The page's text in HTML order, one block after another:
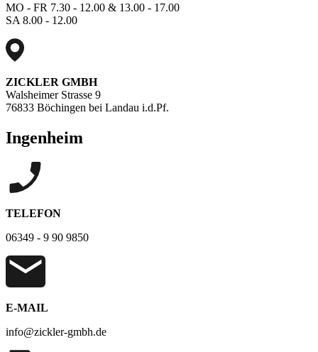
MO - FR 7.30 - 12.00 & 13.00 - 17.00
SA 8.00 - 12.00
ZICKLER GMBH
Walsheimer Strasse 9
76833 Böchingen bei Landau i.d.Pf.
Ingenheim
TELEFON
06349 - 9 90 9850
E-MAIL
info@zickler-gmbh.de